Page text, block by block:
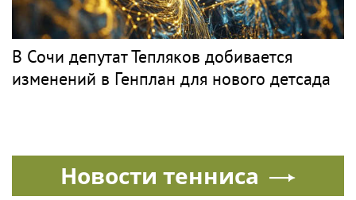
В Сочи депутат Тепляков добивается
изменений в Генплан для нового детсада
Новости тенниса